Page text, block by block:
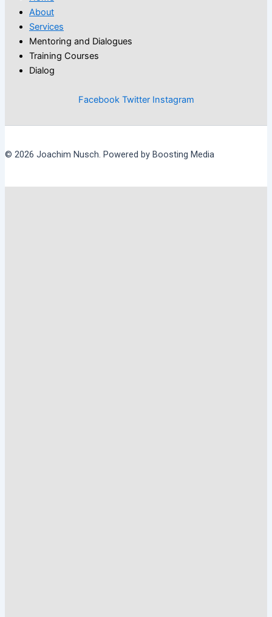
About
Services
Mentoring and Dialogues
Training Courses
Dialog
Facebook Twitter Instagram
© 2026 Joachim Nusch. Powered by Boosting Media